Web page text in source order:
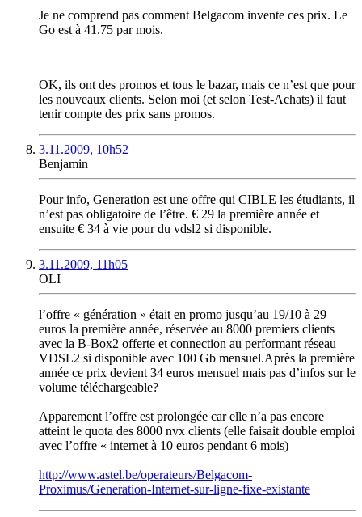
Je ne comprend pas comment Belgacom invente ces prix. Le
Go est à 41.75 par mois.
OK, ils ont des promos et tous le bazar, mais ce n’est que pour
les nouveaux clients. Selon moi (et selon Test-Achats) il faut
tenir compte des prix sans promos.
3.11.2009, 10h52
Benjamin
Pour info, Generation est une offre qui CIBLE les étudiants, il
n’est pas obligatoire de l’être. € 29 la première année et
ensuite € 34 à vie pour du vdsl2 si disponible.
3.11.2009, 11h05
OLI
l’offre « génération » était en promo jusqu’au 19/10 à 29
euros la première année, réservée au 8000 premiers clients
avec la B-Box2 offerte et connection au performant réseau
VDSL2 si disponible avec 100 Gb mensuel.Après la première
année ce prix devient 34 euros mensuel mais pas d’infos sur le
volume téléchargeable?
Apparement l’offre est prolongée car elle n’a pas encore
atteint le quota des 8000 nvx clients (elle faisait double emploi
avec l’offre « internet à 10 euros pendant 6 mois)
http://www.astel.be/operateurs/Belgacom-
Proximus/Generation-Internet-sur-ligne-fixe-existante